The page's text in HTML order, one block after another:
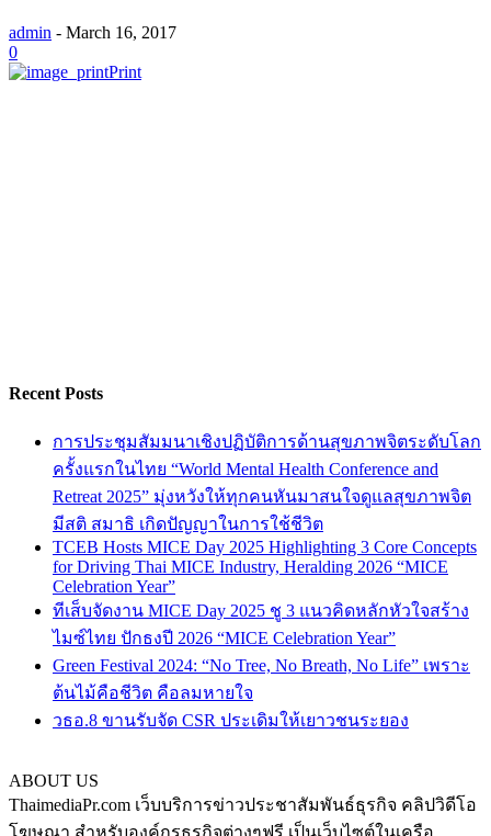
admin - March 16, 2017
0
Print
Recent Posts
การประชุมสัมมนาเชิงปฏิบัติการด้านสุขภาพจิตระดับโลก
ครั้งแรกในไทย “World Mental Health Conference and
Retreat 2025” มุ่งหวังให้ทุกคนหันมาสนใจดูแลสุขภาพจิต
มีสติ สมาธิ เกิดปัญญาในการใช้ชีวิต
TCEB Hosts MICE Day 2025 Highlighting 3 Core Concepts
for Driving Thai MICE Industry, Heralding 2026 “MICE
Celebration Year”
ทีเส็บจัดงาน MICE Day 2025 ชู 3 แนวคิดหลักหัวใจสร้าง
ไมซ์ไทย ปักธงปี 2026 “MICE Celebration Year”
Green Festival 2024: “No Tree, No Breath, No Life” เพราะ
ต้นไม้คือชีวิต คือลมหายใจ
วธอ.8 ขานรับจัด CSR ประเดิมให้เยาวชนระยอง
ABOUT US
ThaimediaPr.com เว็บบริการข่าวประชาสัมพันธ์ธุรกิจ คลิปวิดีโอ
โฆษณา สำหรับองค์กรธุรกิจต่างๆฟรี เป็นเว็บไซต์ในเครือ